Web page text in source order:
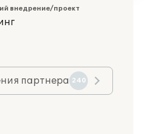
внедрение/проект
партнера 240